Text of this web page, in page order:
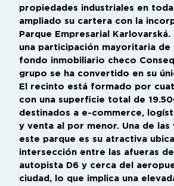
propiedades industriales en
ampliado su cartera con la
Parque Empresarial
una participación mayoritaria de
fondo inmobiliario checo Conseq
grupo se ha convertido en su
El recinto está formado por
con una superficie total de
destinados a e-commerce,
y venta al por menor. Una de las
este parque es su atractiva
intersección entre las afueras
autopista D6 y cerca del
ciudad, lo que implica una